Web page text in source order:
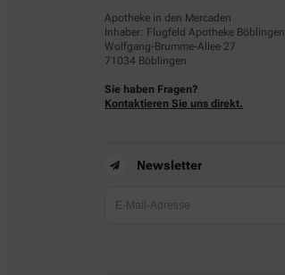
Apotheke in den Mercaden
Inhaber: Flugfeld Apotheke Böblingen
Wolfgang-Brumme-Allee 27
71034 Böblingen
Sie haben Fragen?
Kontaktieren Sie uns direkt.
Newsletter